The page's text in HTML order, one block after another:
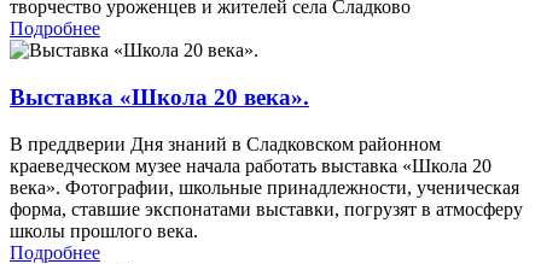
творчество уроженцев и жителей села Сладково
Подробнее
Выставка «Школа 20 века».
В преддверии Дня знаний в Сладковском районном
краеведческом музее начала работать выставка «Школа 20
века». Фотографии, школьные принадлежности, ученическая
форма, ставшие экспонатами выставки, погрузят в атмосферу
школы прошлого века.
Подробнее